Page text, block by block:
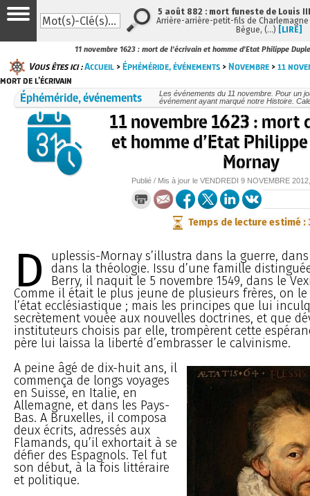
11 novembre 1623 : mort de l’écrivain et homme d’Etat Philippe
Vous êtes ici :Accueil >Éphéméride, événements >Novembre >11
mort de l’écrivain
Éphéméride, événements
Les événements du 11 novembre. Pour un
événement ayant marqué notre Histoire.
11 novembre 1623 : mort
et homme d’Etat
Mornay
Publié / Mis à jour le VENDREDI 9 NOVEMBRE 2012
Temps de lecture estimé :
D
uplessis-Mornay s’illustra dans la guerre,
dans la théologie. Issu d’une famille
Berry, il naquit le 5 novembre 1549, dans le
Comme il était le plus jeune de plusieurs frères, on le
l’état ecclésiastique ; mais les principes que lui
secrètement vouée aux nouvelles doctrines, et que
instituteurs choisis par elle, trompèrent cette
père lui laissa la liberté d’embrasser le calvinisme.
A peine âgé de dix-huit ans, il
commença de longs voyages
en Suisse, en Italie, en
Allemagne, et dans les Pays-
Bas. A Bruxelles, il composa
deux écrits, adressés aux
Flamands, qu’il exhortait à se
défier des Espagnols. Tel fut
son début, à la fois littéraire
et politique.
5 août 882 : mort funeste de Louis
Arrière-arrière-petit-fils de
Bègue, (…) [LIRE]